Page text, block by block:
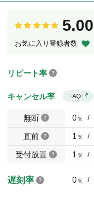
5.00
お気に入り登録者数
リピート率
キャンセル率 FAQ
無断 0％ /
直前 1％ /
受付放置 1％ /
遅刻率 0％ /